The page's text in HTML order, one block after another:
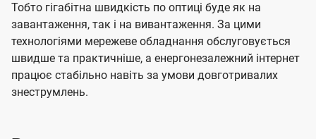
Тобто гігабітна швидкість по оптиці буде як на
завантаження, так і на вивантаження. За цими
технологіями мережеве обладнання обслуговується
швидше та практичніше, а енергонезалежний інтернет
працює стабільно навіть за умови довготривалих
знеструмлень.